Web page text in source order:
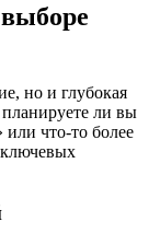
но и глубокая
ли вы
что-то более
ключевых